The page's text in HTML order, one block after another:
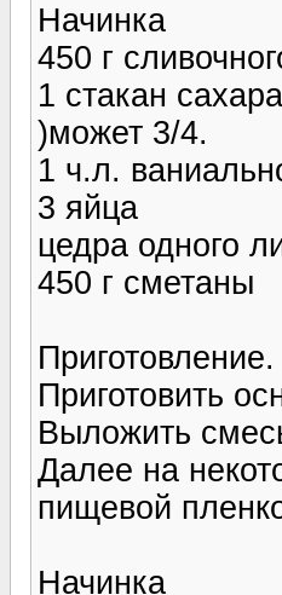
Начинка
450 г
1 стакан
)может 3/4.
1 ч.л.
3 яйца
цедра одного
450 г сметаны
Приготовление.
Приготовить
Выложить
Далее на
пищевой
Начинка